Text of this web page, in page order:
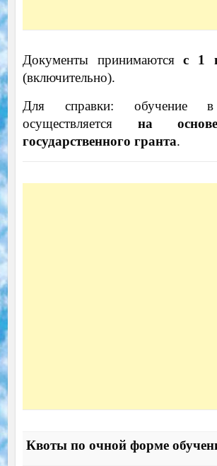
Документы принимаютсяс 1
(включительно).
Для справки: обучение в
осуществляется на
государственного гранта.
Квоты по очной форме